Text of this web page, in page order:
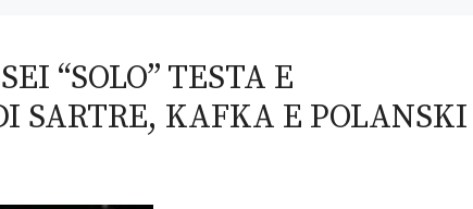
“SOLO” TESTA E
SARTRE, KAFKA E POLANSKI